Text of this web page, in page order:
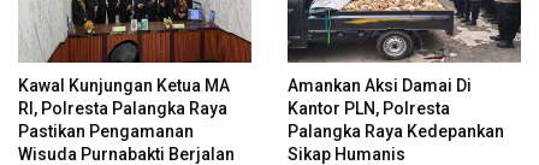
Kawal Kunjungan Ketua MA
RI, Polresta Palangka Raya
Pastikan Pengamanan
Wisuda Purnabakti Berjalan
Amankan Aksi Damai Di
Kantor PLN, Polresta
Palangka Raya Kedepankan
Sikap Humanis